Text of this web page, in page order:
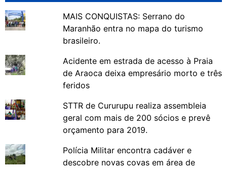
MAIS CONQUISTAS: Serrano do
Maranhão entra no mapa do turismo
brasileiro.
Acidente em estrada de acesso à Praia
de Araoca deixa empresário morto e três
feridos
STTR de Cururupu realiza assembleia
geral com mais de 200 sócios e prevê
orçamento para 2019.
Polícia Militar encontra cadáver e
descobre novas covas em área de